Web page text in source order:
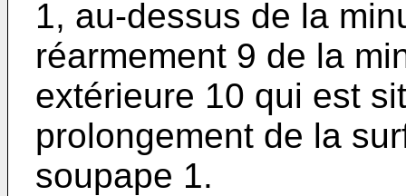
1, au-dessus de la
réarmement 9 de la
extérieure 10 qui est
prolongement de la
soupape 1.